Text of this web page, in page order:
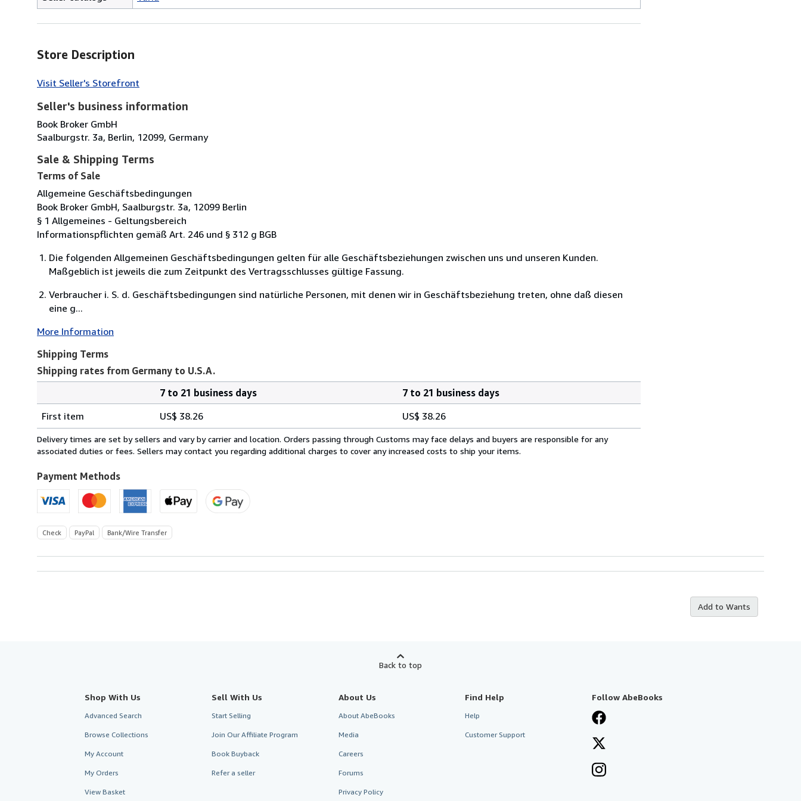
Store Description
Visit Seller's Storefront
Seller's business information
Book Broker GmbH
Saalburgstr. 3a, Berlin, 12099, Germany
Sale & Shipping Terms
Terms of Sale
Allgemeine Geschäftsbedingungen
Book Broker GmbH, Saalburgstr. 3a, 12099 Berlin
§ 1 Allgemeines - Geltungsbereich
Informationspflichten gemäß Art. 246 und § 312 g BGB
Die folgenden Allgemeinen Geschäftsbedingungen gelten für alle Geschäftsbeziehungen zwischen uns und unseren Kunden.
Maßgeblich ist jeweils die zum Zeitpunkt des Vertragsschlusses gültige Fassung.
Verbraucher i. S. d. Geschäftsbedingungen sind natürliche Personen, mit denen wir in Geschäftsbeziehung treten, ohne daß diesen
eine g...
More Information
Shipping Terms
Shipping rates from Germany to U.S.A.
rates
from
Germany
U.S.A.
7 to 21 business days
7 to 21 business days
First item
US$ 38.26 US$ 38.26
Delivery times are set by sellers and vary by carrier and location. Orders passing through Customs may face delays and buyers are responsible for any
associated duties or fees. Sellers may contact you regarding additional charges to cover any increased costs to ship your items.
Payment Methods
Check PayPal Bank/Wire Transfer
Add to Wants
Back to top
Shop With Us
Advanced Search
Browse Collections
My Account
My Orders
View Basket
Sell With Us
Start Selling
Join Our Affiliate Program
Book Buyback
Refer a seller
About Us
About AbeBooks
Media
Careers
Forums
Privacy Policy
Find Help
Help
Customer Support
Follow AbeBooks